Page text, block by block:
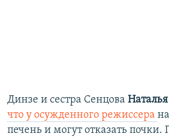
Динзе и сестра Сенцова
что у осужденного режиссера
печень и могут отказать